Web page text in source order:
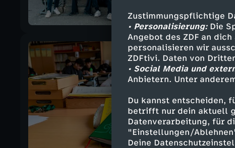
Zustimmungspflichtige
• Personalisierung:Die
Angebot des ZDF an
personalisieren wir
ZDFtivi. Daten von
• Social Media und
Anbietern. Unter
Du kannst entscheiden,
betrifft nur dein aktuell
Datenverarbeitung, für
"Einstellungen/
Deine